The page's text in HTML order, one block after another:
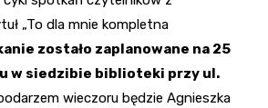
„To dla mnie kompletna
zostało zaplanowane na 25
w siedzibie biblioteki przy ul.
wieczoru będzie Agnieszka